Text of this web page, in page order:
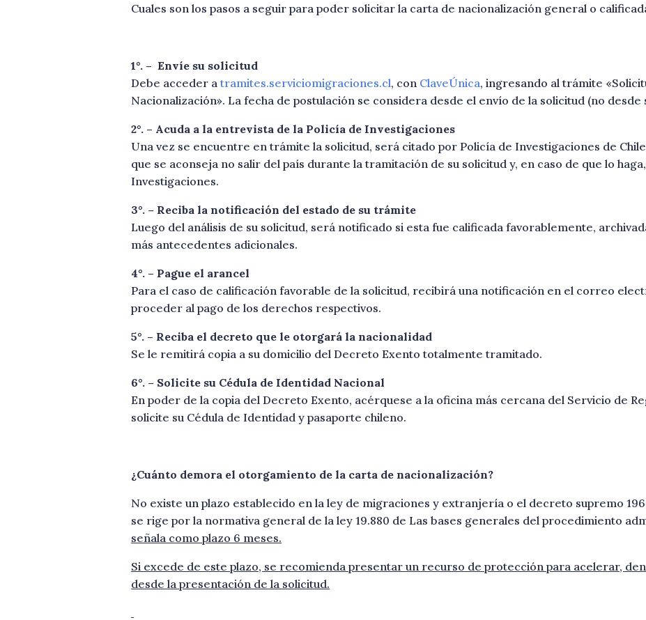
Cuales son los pasos a seguir para poder solicitar la carta de nacionalización general o
1°. – Envíe su solicitud
Debe acceder atramites.serviciomigraciones.cl, con ClaveÚnica, ingresando al trámite
Nacionalización». La fecha de postulación se considera desde el envío de la solicitud (no desde
2°. – Acuda a la entrevista de la Policía de Investigaciones
Una vez se encuentre en trámite la solicitud, será citado por Policía de Investigaciones de
que se aconseja no salir del país durante la tramitación de su solicitud y, en caso de que lo
Investigaciones.
3°. – Reciba la notificación del estado de su trámite
Luego del análisis de su solicitud, será notificado si esta fue calificada favorablemente,
más antecedentes adicionales.
4°. – Pague el arancel
Para el caso de calificación favorable de la solicitud, recibirá una notificación en el correo
proceder al pago de los derechos respectivos.
5°. – Reciba el decreto que le otorgará la nacionalidad
Se le remitirá copia a su domicilio del Decreto Exento totalmente tramitado.
6°. – Solicite su Cédula de Identidad Nacional
En poder de la copia del Decreto Exento, acérquese a la oficina más cercana del Servicio de
solicite su Cédula de Identidad y pasaporte chileno.
¿Cuánto demora el otorgamiento de la carta de nacionalización?
No existe un plazo establecido en la ley de migraciones y extranjería o el decreto supremo
se rige por la normativa general de la ley 19.880 de Las bases generales del procedimiento
señala como plazo 6 meses.
Si excede de este plazo, se recomienda presentar un recurso de protección para acelerar,
desde la presentación de la solicitud.